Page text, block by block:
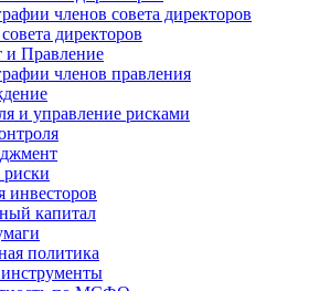
членов совета директоров
директоров
и Правление
членов правления
и управление рисками
инвесторов
капитал
политика